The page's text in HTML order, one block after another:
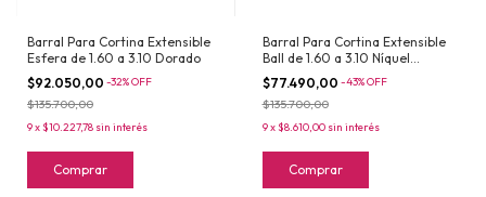
Barral Para Cortina Extensible
Esfera de 1.60 a 3.10 Dorado
$92.050,00 -32%OFF
$135.700,00
9x$10.227,78 sin interés
Comprar
Barral Para Cortina Extensible
Ball de 1.60 a 3.10 Níquel
Satinado
$77.490,00 -43%OFF
$135.700,00
9x$8.610,00 sin interés
Comprar